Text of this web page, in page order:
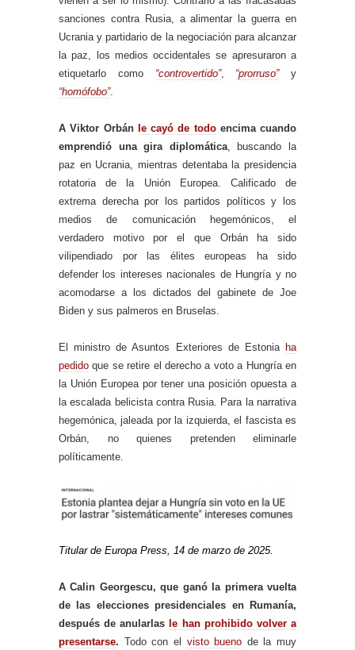
sanciones contra Rusia, a alimentar la guerra en
Ucrania y partidario de la negociación para alcanzar
la paz, los medios occidentales se apresuraron a
etiquetarlo como “controvertido”, “prorruso”y
“homófobo”.
A Viktor Orbán le cayó de todoencima cuando
emprendió una gira diplomática, buscando la
paz en Ucrania, mientras detentaba la presidencia
rotatoria de la Unión Europea. Calificado de
extrema derecha por los partidos políticos y los
medios de comunicación hegemónicos, el
verdadero motivo por el que Orbán ha sido
vilipendiado por las élites europeas ha sido
defender los intereses nacionales de Hungría y no
acomodarse a los dictados del gabinete de Joe
Biden y sus palmeros en Bruselas.
El ministro de Asuntos Exteriores de Estonia ha
pedido que se retire el derecho a voto a Hungría en
la Unión Europea por tener una posición opuesta a
la escalada belicista contra Rusia. Para la narrativa
hegemónica, jaleada por la izquierda, el fascista es
Orbán, no quienes pretenden eliminarle
políticamente.
Titular de Europa Press, 14 de marzo de 2025.
A Calin Georgescu, que ganó la primera vuelta
de las elecciones presidenciales en Rumanía,
después de anularlasle han prohibido volver a
presentarse. Todo con el visto bueno de la muy